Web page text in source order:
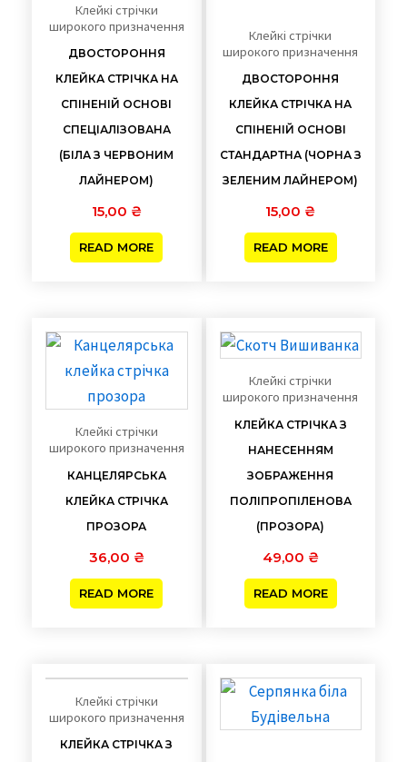
Клейкі стрічки
широкого призначення
ДВОСТОРОННЯ
КЛЕЙКА СТРІЧКА НА
СПІНЕНІЙ ОСНОВІ
СПЕЦIАЛІЗОВАНА
(БIЛА З ЧЕРВОНИМ
ЛАЙНЕРОМ)
15,00 ₴
READ MORE
Клейкі стрічки
широкого призначення
ДВОСТОРОННЯ
КЛЕЙКА СТРІЧКА НА
СПІНЕНІЙ ОСНОВІ
СТАНДАРТНА (ЧОРНА З
ЗЕЛЕНИМ ЛАЙНЕРОМ)
15,00 ₴
READ MORE
Клейкі стрічки
широкого призначення
КАНЦЕЛЯРСЬКА
КЛЕЙКА СТРІЧКА
ПРОЗОРА
36,00 ₴
READ MORE
Клейкі стрічки
широкого призначення
КЛЕЙКА СТРІЧКА З
НАНЕСЕННЯМ
ЗОБРАЖЕННЯ
ПОЛІПРОПІЛЕНОВА
(ПРОЗОРА)
49,00 ₴
READ MORE
Клейкі стрічки
широкого призначення
КЛЕЙКА СТРІЧКА З